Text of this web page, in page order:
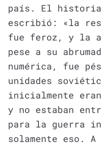
país. El
escribió: «la
fue feroz, y la
pese a su
numérica, fue
unidades
inicialmente
y no estaban
para la guerra
solamente eso.